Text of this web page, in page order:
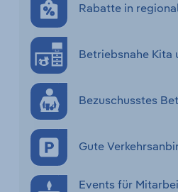
Rabatte in
Betriebsnahe Kita
Bezuschusstes
Gute
Events für